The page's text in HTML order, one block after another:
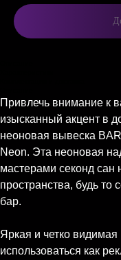
Привлечь внимание к
изысканный акцент в
неоновая вывеска
Neon. Эта неоновая
мастерами секонд сан
пространства, будь то
бар.
Яркая и четко
использоваться как